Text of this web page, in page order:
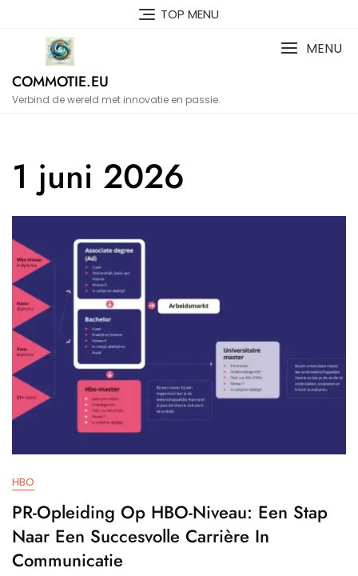
TOP MENU
COMMOTIE.EU
Verbind de wereld met innovatie en passie.
MENU
1 juni 2026
HBO
PR-Opleiding Op HBO-Niveau: Een Stap
Naar Een Succesvolle Carrière In
Communicatie